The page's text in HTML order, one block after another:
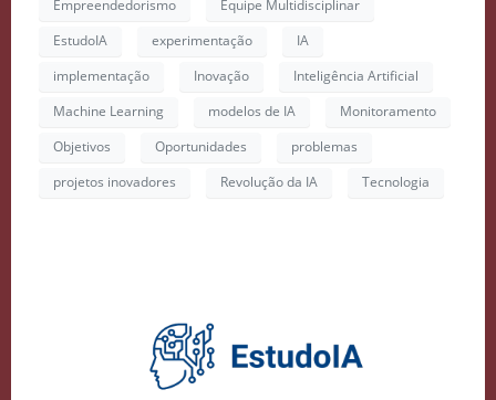
Empreendedorismo
Equipe Multidisciplinar
EstudoIA
experimentação
IA
implementação
Inovação
Inteligência Artificial
Machine Learning
modelos de IA
Monitoramento
Objetivos
Oportunidades
problemas
projetos inovadores
Revolução da IA Tecnologia
Inteligência Artificial
Vidgenie